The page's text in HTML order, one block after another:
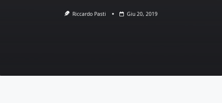
Riccardo Pasti Giu 20, 2019